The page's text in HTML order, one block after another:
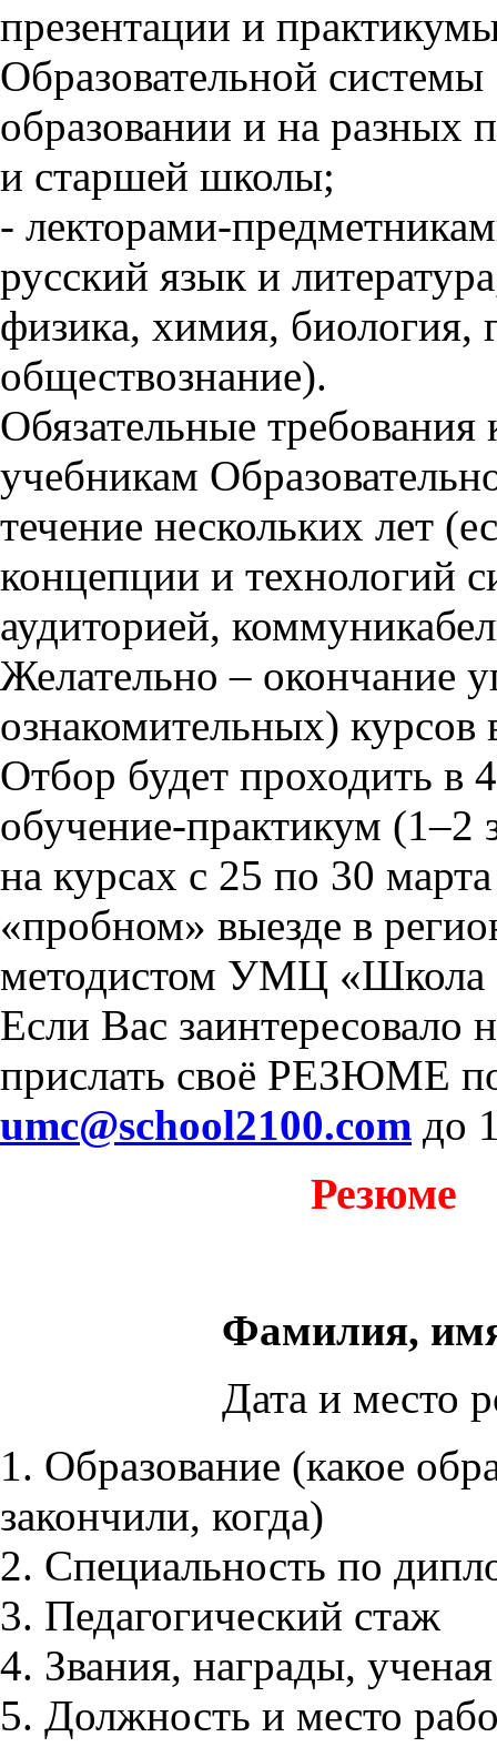
презентации и
Образовательной
образовании и на разных
и старшей школы;
- лекторами-
русский язык и
физика, химия, биология,
обществознание).
Обязательные
учебникам
течение нескольких лет
концепции и технологий
аудиторией,
Желательно – окончание
ознакомительных) курсов
Отбор будет проходить в
обучение-практикум (1–2
на курсах с 25 по 30
«пробном» выезде в
методистом УМЦ «Школа
Если Вас
прислать своё РЕЗЮМЕ
umc@school2100.com до
Резюме
Фамилия,
Дата и место
1. Образование (какое
закончили, когда)
2. Специальность по
3. Педагогический стаж
4. Звания, награды,
5. Должность и место